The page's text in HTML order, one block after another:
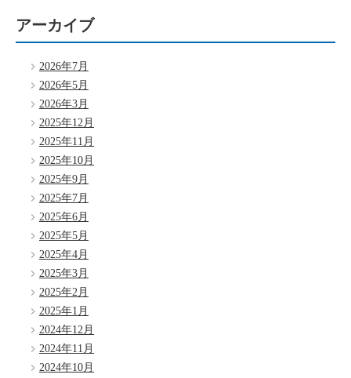
アーカイブ
2026年7月
2026年5月
2026年3月
2025年12月
2025年11月
2025年10月
2025年9月
2025年7月
2025年6月
2025年5月
2025年4月
2025年3月
2025年2月
2025年1月
2024年12月
2024年11月
2024年10月